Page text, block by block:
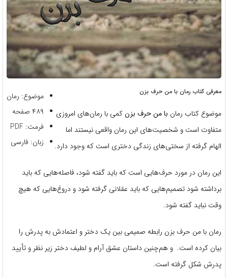
موضوع: رمان
۴۸۹ صفحه
فرمت: PDF
زبان: فارسی
معرفی کتاب رمان با من حرف بزن
موضوع کتاب رمان با من حرف بزنکمی با رمان‌های امروزی
متفاوت است و شخصیت‌های این رمان واقعی نیستند اما
الهام گرفته از سختی‌های زندگی دختری است که وجود دارد.
این رمان در مورد حرف‌هایی است که باید گفته شود، فاصله‌هایی که باید
برداشته شود تصمیم‌هایی که باید عقلانی گرفته شود و دروغ‌هایی که هیچ
وقت نباید گفته شود.
رمان با من حرف بزن رابطه صمیمی بین یک دختر و اعتمادش به پدرش را
بیان کرده است. و هم‌چنین داستان عشق آرام و لطیف دختر زیر نظر و تأیید
پدرش شکل گرفته است.